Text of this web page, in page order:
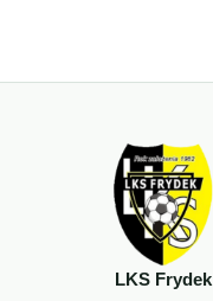
LKS Frydek